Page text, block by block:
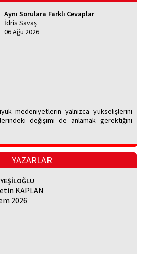
Aynı Sorulara Farklı Cevaplar
İdris Savaş
06 Ağu 2026
medeniyetlerin yalnızca yükselişlerini
değişimi de anlamak gerektiğini
YAZARLAR
KAPLAN
2026